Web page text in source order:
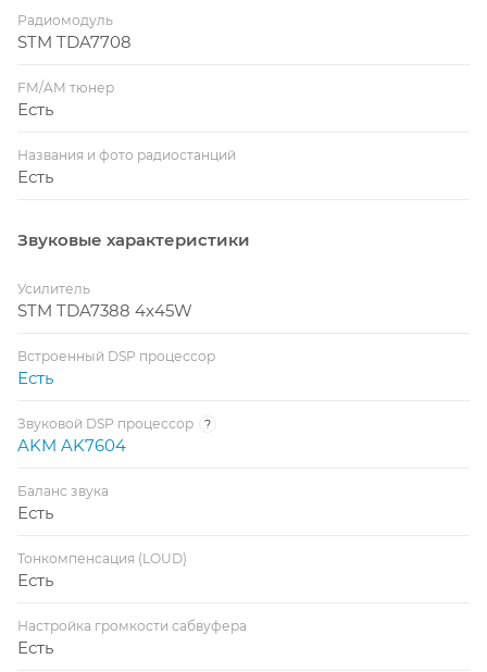
Радиомодуль
STM TDA7708
FM/AM тюнер
Есть
Названия и фото радиостанций
Есть
Звуковые характеристики
Усилитель
STM TDA7388 4x45W
Встроенный DSP процессор
Есть
Звуковой DSP процессор ?
AKM AK7604
Баланс звука
Есть
Тонкомпенсация (LOUD)
Есть
Настройка громкости сабвуфера
Есть